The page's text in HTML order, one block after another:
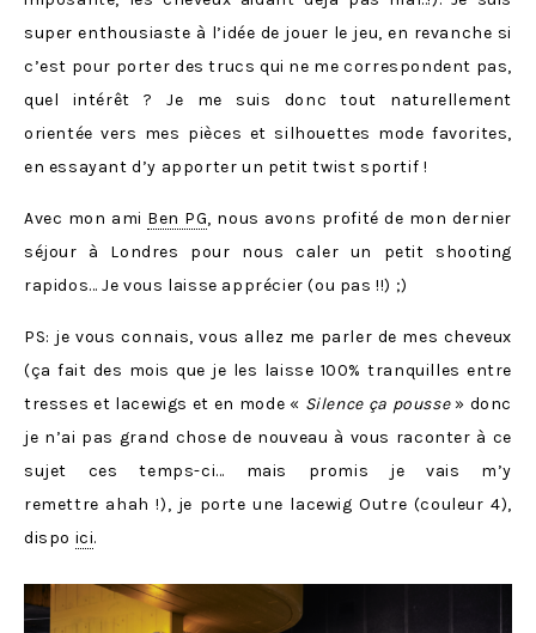
super enthousiaste à l’idée de jouer le jeu, en revanche si
c’est pour porter des trucs qui ne me correspondent pas,
quel intérêt ? Je me suis donc tout naturellement
orientée vers mes pièces et silhouettes mode favorites,
en essayant d’y apporter un petit twist sportif !
Avec mon ami Ben PG, nous avons profité de mon dernier
séjour à Londres pour nous caler un petit shooting
rapidos… Je vous laisse apprécier (ou pas !!) ;)
PS: je vous connais, vous allez me parler de mes cheveux
(ça fait des mois que je les laisse 100% tranquilles entre
tresses et lacewigs et en mode « Silence ça pousse» donc
je n’ai pas grand chose de nouveau à vous raconter à ce
sujet ces temps-ci… mais promis je vais m’y
remettre ahah !), je porte une lacewig Outre (couleur 4),
dispo ici.